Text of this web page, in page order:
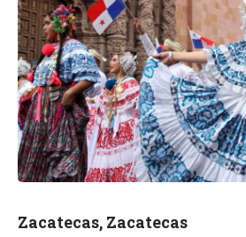
Zacatecas, Zacatecas